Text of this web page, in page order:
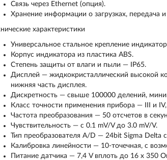
Связь через Ethernet (опция).
Хранение информации о загрузках, передача
характеристики
Универсальное стальное крепление
Корпус индикатора из пластика ABS.
Степень защиты от влаги и пыли — IP65.
Дисплей — жидкокристаллический высокой
нижняя часть дисплея.
Дискретность — свыше 100000 делений,
Класс точности применения прибора — III и
Частота преобразования — 50 отсчетов в
Чувствительность — с 0.1 mV/V до 3.0 mV/V.
Тип преобразователя A/D — 24bit Sigma Delta
Калибровка линейности — 10-точечная, c
Питание датчика — 7,4 V вплоть до 16 x 350